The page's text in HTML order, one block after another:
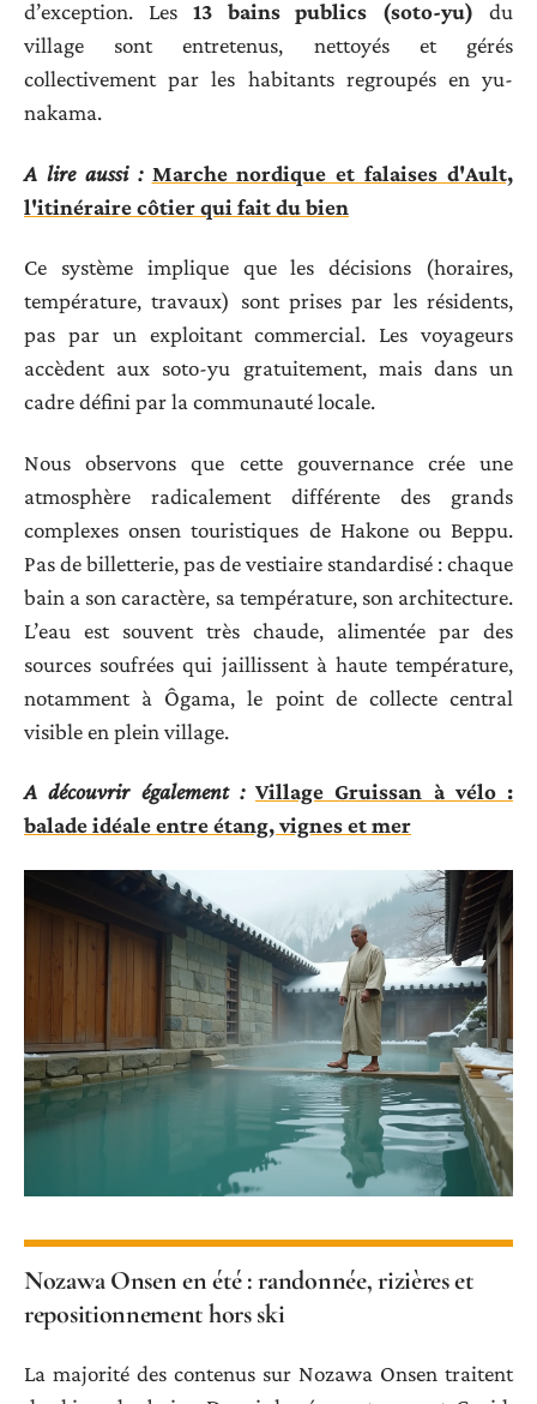
d’exception. Les 13 bains publics (soto-yu) du
village sont entretenus, nettoyés et gérés
collectivement par les habitants regroupés en yu-
nakama.
A lire aussi : Marche nordique et falaises d'Ault,
l'itinéraire côtier qui fait du bien
Ce système implique que les décisions (horaires,
température, travaux) sont prises par les résidents,
pas par un exploitant commercial. Les voyageurs
accèdent aux soto-yu gratuitement, mais dans un
cadre défini par la communauté locale.
Nous observons que cette gouvernance crée une
atmosphère radicalement différente des grands
complexes onsen touristiques de Hakone ou Beppu.
Pas de billetterie, pas de vestiaire standardisé : chaque
bain a son caractère, sa température, son architecture.
L’eau est souvent très chaude, alimentée par des
sources soufrées qui jaillissent à haute température,
notamment à Ôgama, le point de collecte central
visible en plein village.
A découvrir également : Village Gruissan à vélo :
balade idéale entre étang, vignes et mer
Nozawa Onsen en été : randonnée, rizières et
repositionnement hors ski
La majorité des contenus sur Nozawa Onsen traitent